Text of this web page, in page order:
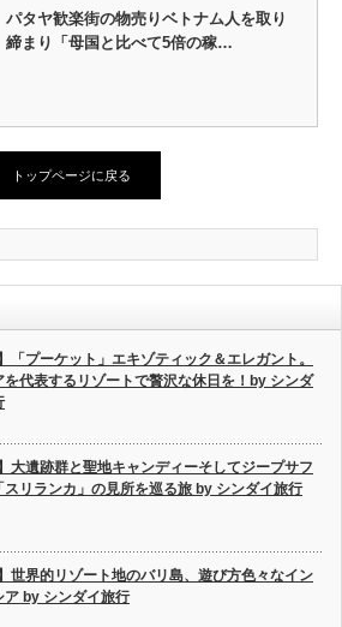
パタヤ歓楽街の物売りベトナム人を取り
締まり「母国と比べて5倍の稼…
トップページに戻る
「プーケット」エキゾティック＆エレガント。
を代表するリゾートで贅沢な休日を！by シンダ
】大遺跡群と聖地キャンディーそしてジープサフ
スリランカ」の見所を巡る旅 by シンダイ旅行
】世界的リゾート地のバリ島、遊び方色々なイン
ア by シンダイ旅行